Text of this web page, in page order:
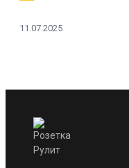
11.07.2025